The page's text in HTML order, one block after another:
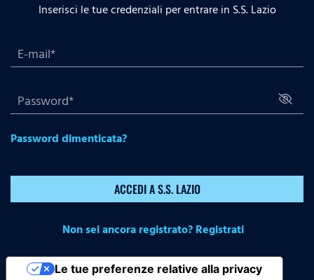
Inserisci le tue credenziali per entrare in S.S. Lazio
Password dimenticata?
ACCEDI A S.S. LAZIO
Non sei ancora registrato? Registrati
Le tue preferenze relative alla privacy